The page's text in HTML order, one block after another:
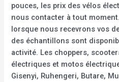
pouces, les prix des vélos
nous contacter à tout
lorsque nous recevrons vos
des échantillons sont
activité. Les choppers,
électriques et motos
Gisenyi, Ruhengeri, Butare,